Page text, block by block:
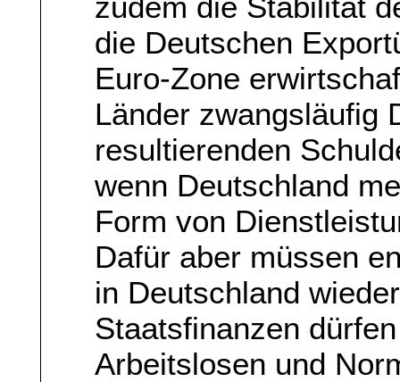
die Deutschen
Euro-Zone
Länder zwangsläufig
resultierenden
wenn Deutschland
Form von
Dafür aber müssen
in Deutschland
Staatsfinanzen
Arbeitslosen und